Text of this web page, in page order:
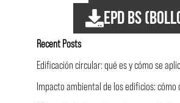
EPD BS
Recent Posts